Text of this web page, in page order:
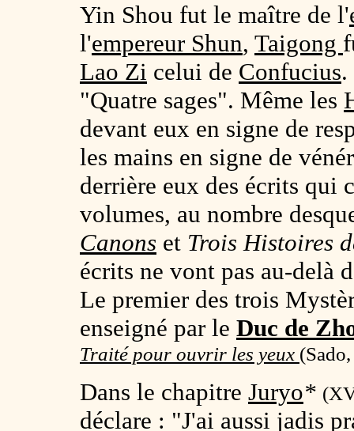
Yin Shou fut le maître de l'
l'empereur Shun, Taigong
Lao Zi celui de Confucius.
"Quatre sages". Même les
devant eux en signe de
les mains en signe de
derrière eux des écrits qui
volumes, au nombre
Canons et Trois Histoires
écrits ne vont pas au-delà
Le premier des trois
enseigné par le Duc de
Traité pour ouvrir les yeux (
Dans le chapitre Juryo*
déclare : "J'ai aussi jadis